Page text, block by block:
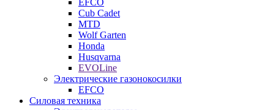
EFCO
Cub Cadet
MTD
Wolf Garten
Honda
Husqvarna
EVOLine
Электрические газонокосилки
EFCO
Силовая техника